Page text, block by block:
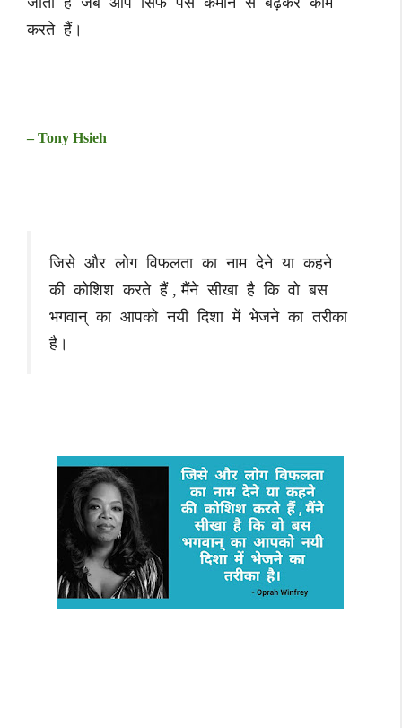
करते हैं।
– Tony Hsieh
जिसे और लोग विफलता का नाम देने या कहने
की कोशिश करते हैं , मैंने सीखा है कि वो बस
भगवान् का आपको नयी दिशा में भेजने का तरीका
है।